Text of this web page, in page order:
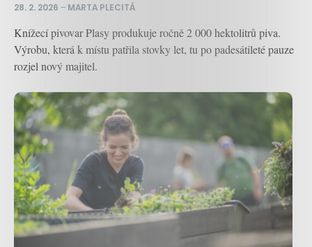
28. 2. 2026 – MARTA PLECITÁ
Knížecí pivovar Plasy produkuje ročně 2 000 hektolitrů piva.
Výrobu, která k místu patřila stovky let, tu po padesátileté pauze
rozjel nový majitel.